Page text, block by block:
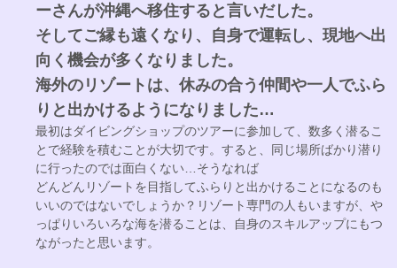
ーさんが沖縄へ移住すると言いだした。
そしてご縁も遠くなり、自身で運転し、現地へ出
向く機会が多くなりました。
海外のリゾートは、休みの合う仲間や一人でふら
りと出かけるようになりました…
最初はダイビングショップのツアーに参加して、数多く潜るこ
とで経験を積むことが大切です。すると、同じ場所ばかり潜り
に行ったのでは面白くない…そうなれば
どんどんリゾートを目指してふらりと出かけることになるのも
いいのではないでしょうか？リゾート専門の人もいますが、や
っぱりいろいろな海を潜ることは、自身のスキルアップにもつ
ながったと思います。